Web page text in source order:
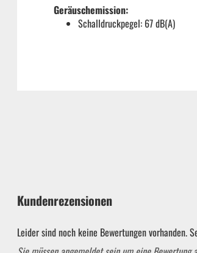
Heckenscheren
Kettensägen
Geräuschemission:
Schalldruckpegel: 67 dB(A)
Kundenrezensionen
Leider sind noch keine Bewertungen vorhanden.